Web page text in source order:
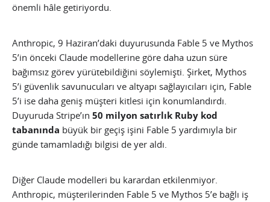
önemli hâle getiriyordu.
Anthropic, 9 Haziran’daki duyurusunda Fable 5 ve Mythos
5’in önceki Claude modellerine göre daha uzun süre
bağımsız görev yürütebildiğini söylemişti. Şirket, Mythos
5’i güvenlik savunucuları ve altyapı sağlayıcıları için, Fable
5’i ise daha geniş müşteri kitlesi için konumlandırdı.
Duyuruda Stripe’ın 50 milyon satırlık Ruby kod
tabanında büyük bir geçiş işini Fable 5 yardımıyla bir
günde tamamladığı bilgisi de yer aldı.
Diğer Claude modelleri bu karardan etkilenmiyor.
Anthropic, müşterilerinden Fable 5 ve Mythos 5’e bağlı iş